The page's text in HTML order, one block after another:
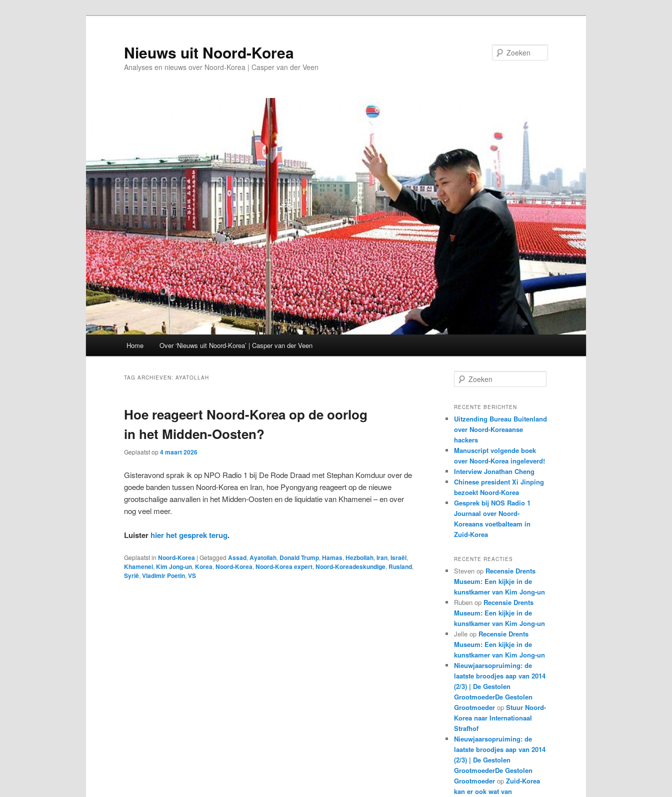
Nieuws uit Noord-Korea
Analyses en nieuws over Noord-Korea | Casper van der Veen
Home Over ‘Nieuws uit Noord-Korea’ | Casper van der Veen
TAG ARCHIEVEN: AYATOLLAH
Hoe reageert Noord-Korea op de oorlog
in het Midden-Oosten?
Geplaatst op4 maart 2026
Gisteravond sprak ik op NPO Radio 1 bij De Rode Draad met Stephan Komduur over de
goede banden tussen Noord-Korea en Iran, hoe Pyongyang reageert op de nieuwe
grootschalige aanvallen in het Midden-Oosten en de liquidatie van Khamenei – en over
nog veel meer.
Luister hier het gesprek terug.
Geplaatst in Noord-Korea | Getagged Assad, Ayatollah, Donald Trump, Hamas, Hezbollah, Iran, Israël,
Khamenei, Kim Jong-un, Korea, Noord-Korea, Noord-Korea expert, Noord-Koreadeskundige, Rusland,
Syrië, Vladimir Poetin, VS
o
k
n
RECENTE BERICHTEN
Uitzending Bureau Buitenland
over Noord-Koreaanse
hackers
Manuscript volgende boek
over Noord-Korea ingeleverd!
Interview Jonathan Cheng
Chinese president Xi Jinping
bezoekt Noord-Korea
Gesprek bij NOS Radio 1
Journaal over Noord-
Koreaans voetbalteam in
Zuid-Korea
RECENTE REACTIES
Steven op Recensie Drents
Museum: Een kijkje in de
kunstkamer van Kim Jong-un
Ruben op Recensie Drents
Museum: Een kijkje in de
kunstkamer van Kim Jong-un
Jelle op Recensie Drents
Museum: Een kijkje in de
kunstkamer van Kim Jong-un
Nieuwjaarsopruiming: de
laatste broodjes aap van 2014
(2/3) | De Gestolen
GrootmoederDe Gestolen
Grootmoeder op Stuur Noord-
Korea naar Internationaal
Strafhof
Nieuwjaarsopruiming: de
laatste broodjes aap van 2014
(2/3) | De Gestolen
GrootmoederDe Gestolen
Grootmoeder op Zuid-Korea
kan er ook wat van